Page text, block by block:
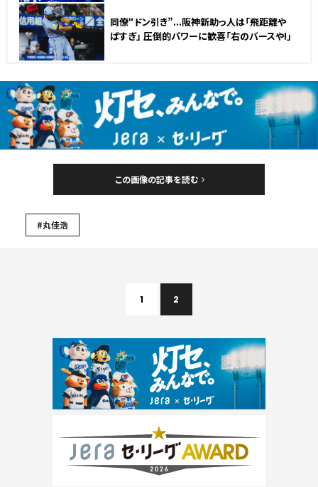
同僚“ドン引き”...阪神新助っ人は「飛距離や
ばすぎ」 圧倒的パワーに歓喜「右のバースや!」
この画像の記事を読む
#丸佳浩
1 2